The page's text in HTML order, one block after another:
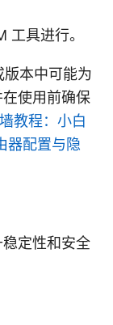
工具进行。
本中可能为
使用前确保
教程：小白
器配置与隐
定性和安全